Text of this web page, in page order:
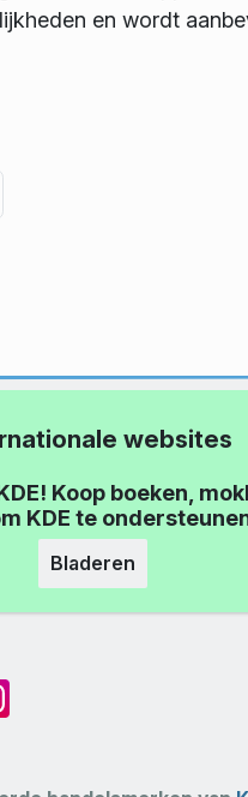
en wordt
websites
Koop boeken,
KDE te
Bladeren